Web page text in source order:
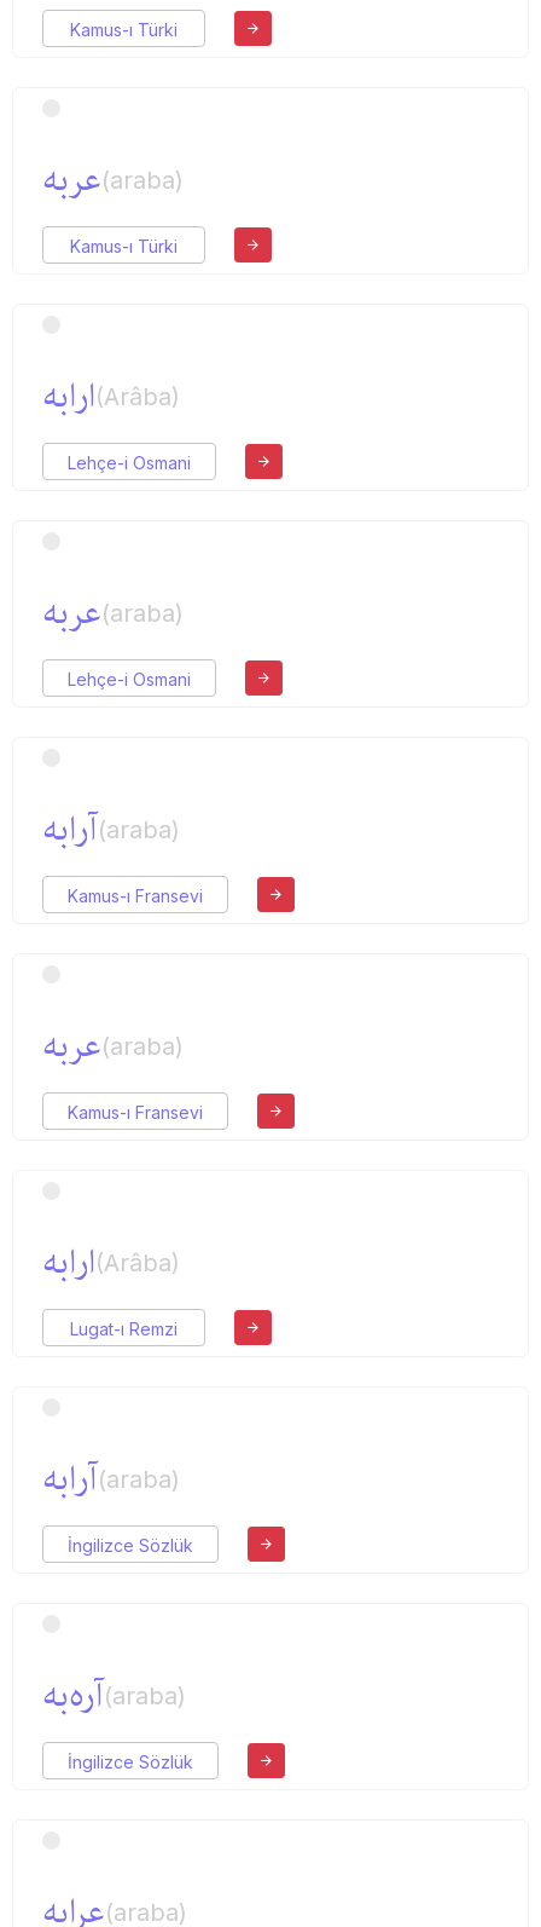
Kamus-ı Türki
عربه(araba)
Kamus-ı Türki
ارابه(Arâba)
Lehçe-i Osmani
عربه(araba)
Lehçe-i Osmani
آرابه(araba)
Kamus-ı Fransevi
عربه(araba)
Kamus-ı Fransevi
ارابه(Arâba)
Lugat-ı Remzi
آرابه(araba)
İngilizce Sözlük
آره‌به(araba)
İngilizce Sözlük
عرابه(araba)